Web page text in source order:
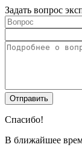
Задать вопрос
Спасибо!
В ближайшее